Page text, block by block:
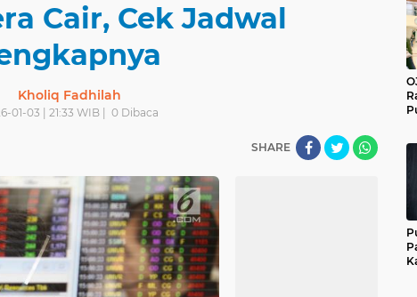
Cair, Cek Jadwal
Kholiq Fadhilah
01-03 | 21:33 WIB | 0Dibaca
SHARE